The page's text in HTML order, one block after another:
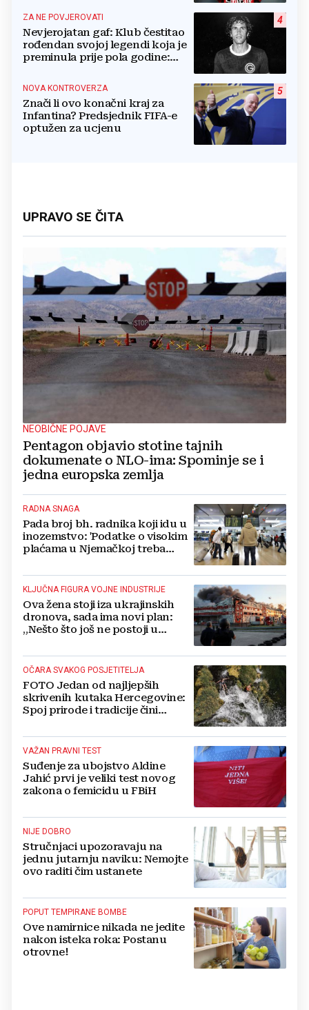
4
ZA NE POVJEROVATI
Nevjerojatan gaf: Klub čestitao
rođendan svojoj legendi koja je
preminula prije pola godine:
5
NOVA KONTROVERZA
Znači li ovo konačni kraj za
Infantina? Predsjednik FIFA-e
optužen za ucjenu
UPRAVO SE ČITA
NEOBIČNE POJAVE
Pentagon objavio stotine tajnih
dokumenate o NLO-ima: Spominje se i
jedna europska zemlja
RADNA SNAGA
Pada broj bh. radnika koji idu u
inozemstvo: 'Podatke o visokim
plaćama u Njemačkoj treba
KLJUČNA FIGURA VOJNE INDUSTRIJE
Ova žena stoji iza ukrajinskih
dronova, sada ima novi plan:
„Nešto što još ne postoji u
OČARA SVAKOG POSJETITELJA
FOTO Jedan od najljepših
skrivenih kutaka Hercegovine:
Spoj prirode i tradicije čini
destinacijom
VAŽAN PRAVNI TEST
Suđenje za ubojstvo Aldine
Jahić prvi je veliki test novog
zakona o femicidu u FBiH
NIJE DOBRO
Stručnjaci upozoravaju na
jednu jutarnju naviku: Nemojte
ovo raditi čim ustanete
POPUT TEMPIRANE BOMBE
Ove namirnice nikada ne jedite
nakon isteka roka: Postanu
otrovne!